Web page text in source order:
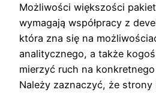
Możliwości większości
wymagają współpracy z
która zna się na
analitycznego, a także
mierzyć ruch na
Należy zaznaczyć, że strony